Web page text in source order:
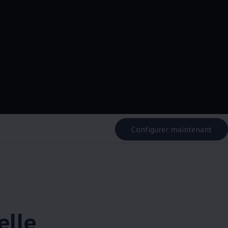
Configurer maintenant